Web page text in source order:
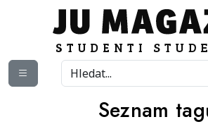
Seznam